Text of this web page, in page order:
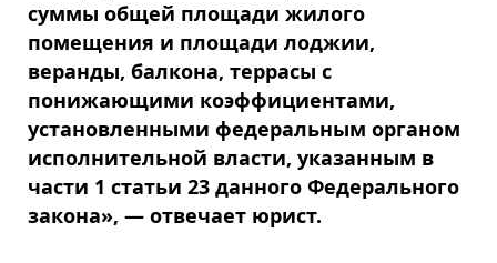
суммы общей площади жилого
помещения и площади лоджии,
веранды, балкона, террасы с
понижающими коэффициентами,
установленными федеральным органом
исполнительной власти, указанным в
части 1 статьи 23 данного Федерального
закона», — отвечает юрист.